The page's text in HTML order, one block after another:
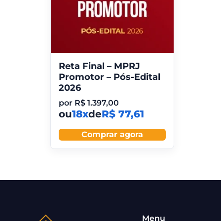
Reta Final – MPRJ
Promotor – Pós-Edital
2026
por R$ 1.397,00
ou18xdeR$ 77,61
Comprar agora
Menu